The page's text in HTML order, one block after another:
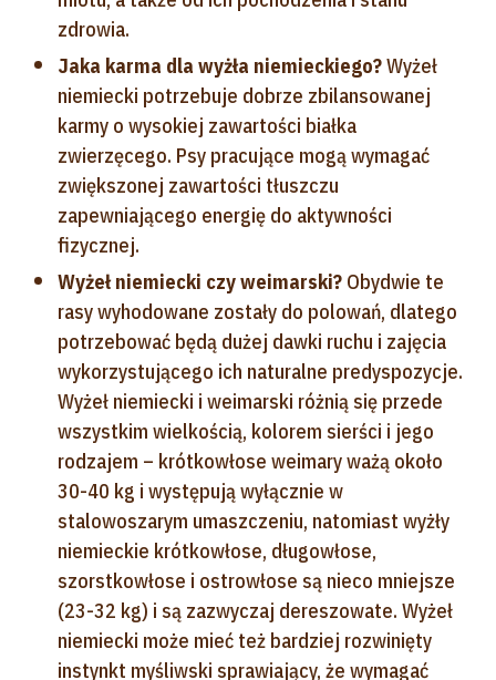
zdrowia.
Jaka karma dla wyżła niemieckiego?Wyżeł
niemiecki potrzebuje dobrze zbilansowanej
karmy o wysokiej zawartości białka
zwierzęcego. Psy pracujące mogą wymagać
zwiększonej zawartości tłuszczu
zapewniającego energię do aktywności
fizycznej.
Wyżeł niemiecki czy weimarski? Obydwie te
rasy wyhodowane zostały do polowań, dlatego
potrzebować będą dużej dawki ruchu i zajęcia
wykorzystującego ich naturalne predyspozycje.
Wyżeł niemiecki i weimarski różnią się przede
wszystkim wielkością, kolorem sierści i jego
rodzajem – krótkowłose weimary ważą około
30-40 kg i występują wyłącznie w
stalowoszarym umaszczeniu, natomiast wyżły
niemieckie krótkowłose, długowłose,
szorstkowłose i ostrowłose są nieco mniejsze
(23-32 kg) i są zazwyczaj dereszowate. Wyżeł
niemiecki może mieć też bardziej rozwinięty
instynkt myśliwski sprawiający, że wymagać